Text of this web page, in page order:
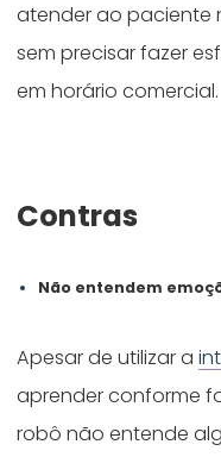
atender ao paciente
sem precisar fazer
em horário comercial.
Contras
Não entendem
Apesar de utilizar a
aprender conforme
robô não entende